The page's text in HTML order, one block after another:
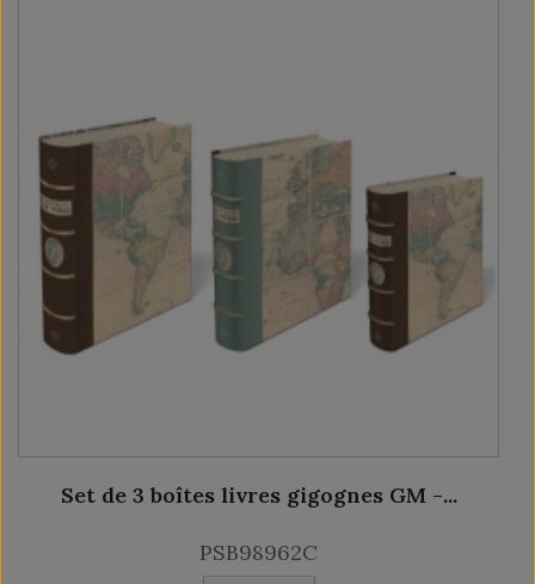
Set de 3 boîtes livres gigognes GM -...
PSB98962C